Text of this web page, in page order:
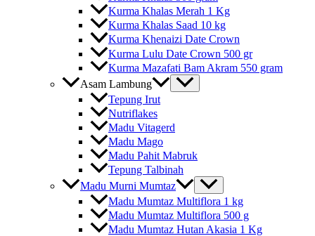
Kurma Khalas Merah 1 Kg
Kurma Khalas Saad 10 kg
Kurma Khenaizi Date Crown
Kurma Lulu Date Crown 500 gr
Kurma Mazafati Bam Akram 550 gram
Asam Lambung
Tepung Irut
Nutriflakes
Madu Vitagerd
Madu Mago
Madu Pahit Mabruk
Tepung Talbinah
Madu Murni Mumtaz
Madu Mumtaz Multiflora 1 kg
Madu Mumtaz Multiflora 500 g
Madu Mumtaz Hutan Akasia 1 Kg